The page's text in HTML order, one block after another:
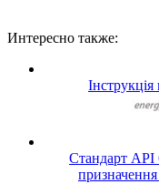
Интересно также:
Стандарт API